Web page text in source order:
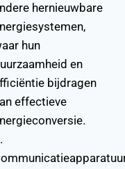
hernieuwbare
hun
en
bijdragen
effectieve